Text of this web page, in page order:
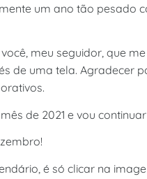
um ano tão pesado
meu seguidor, que
de uma tela. Agradecer
de 2021 e vou
é só clicar na